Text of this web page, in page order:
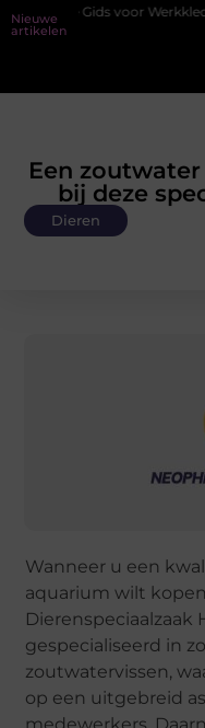
Nieuwe
artikelen
voor Werkkleding in
Een
bij deze
Dieren
Wanneer u een
aquarium wilt
Dierenspeciaalzaak
gespecialiseerd in
zoutwatervissen,
op een uitgebreid